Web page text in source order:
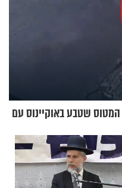
המטוס שטבע באוקיינוס עם